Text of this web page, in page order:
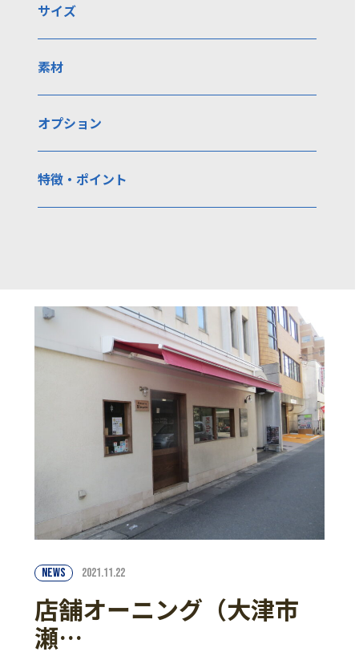
サイズ
素材
オプション
特徴・ポイント
NEWS 2021.11.22
店舗オーニング（大津市
瀬…